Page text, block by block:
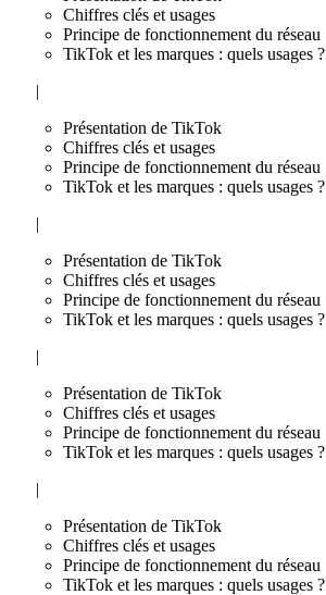
Chiffres clés et usages
Principe de fonctionnement du réseau
TikTok et les marques : quels usages ?
|
Présentation de TikTok
Chiffres clés et usages
Principe de fonctionnement du réseau
TikTok et les marques : quels usages ?
|
Présentation de TikTok
Chiffres clés et usages
Principe de fonctionnement du réseau
TikTok et les marques : quels usages ?
|
Présentation de TikTok
Chiffres clés et usages
Principe de fonctionnement du réseau
TikTok et les marques : quels usages ?
|
Présentation de TikTok
Chiffres clés et usages
Principe de fonctionnement du réseau
TikTok et les marques : quels usages ?